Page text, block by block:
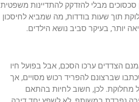
סכסוכים מבלי להזדקק להתדיינות משפטית
תוך שעות בודדות, מה שמביא לחיסכון
יותר, בעיקר סביב נושא הילדים.
הצדדים ערכו הסכם, אבל בפועל חיו
שברצונם להפריד רכוש מסויים, אך
מחלוקת. לכן, חשוב לחיות בהתאם